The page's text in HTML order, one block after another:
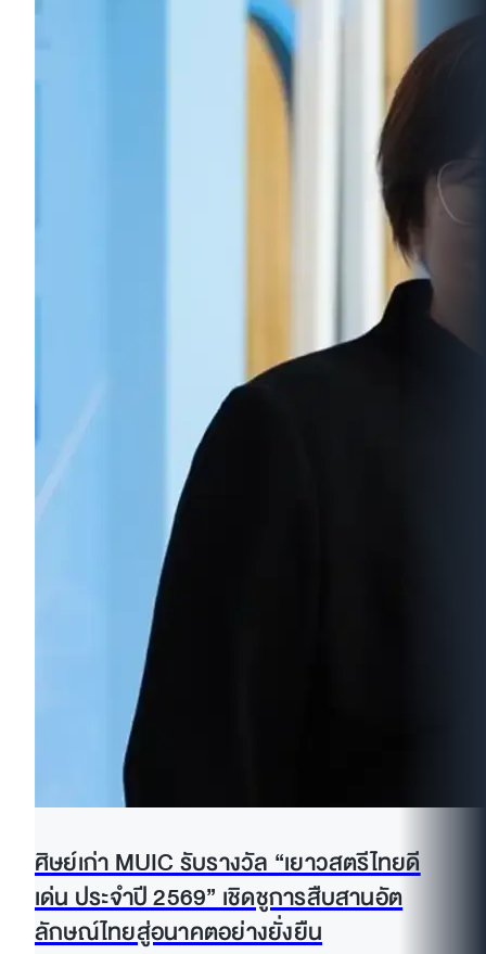
ศิษย์เก่า MUIC รับรางวัล “เยาวสตรีไทยดี
เด่น ประจำปี 2569” เชิดชูการสืบสานอัต
ลักษณ์ไทยสู่อนาคตอย่างยั่งยืน